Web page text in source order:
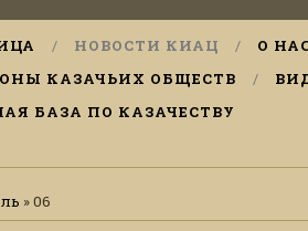
НОВОСТИ КИАЦ
О
КАЗАЧЬИХ ОБЩЕСТВ
БАЗА ПО КАЗАЧЕСТВУ
»06